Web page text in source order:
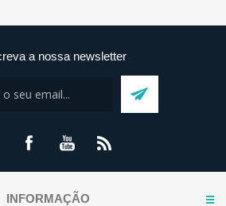
a nossa newsletter
INFORMAÇÃO